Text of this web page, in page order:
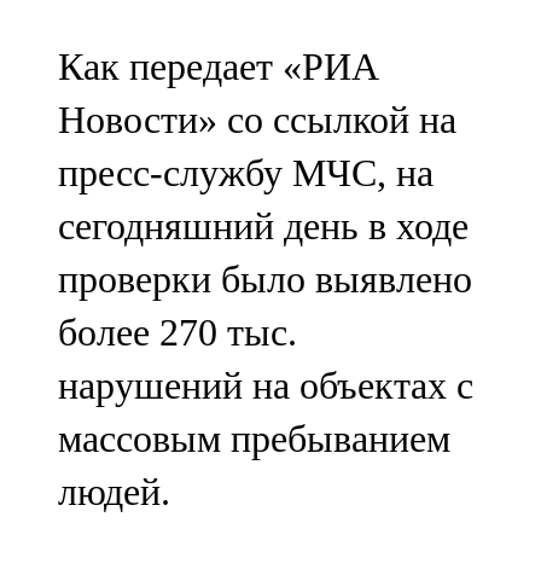
Мөслим
100,0 FM
Нурлат
104,7 FM
Олы Әтнә
71,42 FM
Сарман
107,8 FM
Теләче
Как передает «РИА
Новости» со ссылкой на
пресс-службу МЧС, на
сегодняшний день в ходе
проверки было выявлено
более 270 тыс.
нарушений на объектах с
массовым пребыванием
людей.